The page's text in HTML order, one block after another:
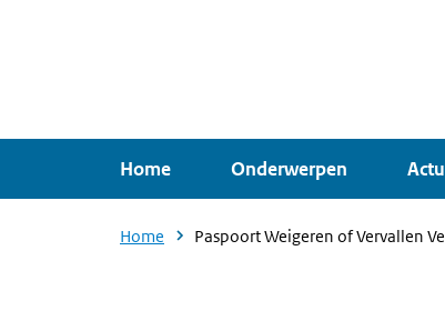
de
gaan
Home Onderwerpen
Home Paspoort Weigeren of Vervallen